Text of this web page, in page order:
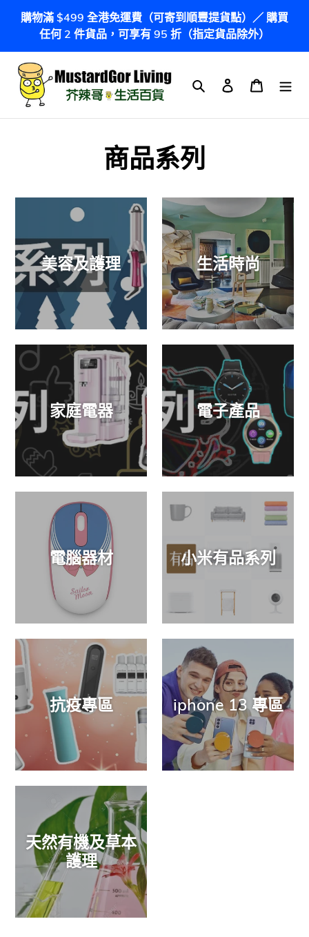
容
購物滿 $499 全港免運費（可寄到順豐提貨點）／ 購買
任何 2 件貨品，可享有 95 折（指定貨品除外）
搜尋 登入 購物車
商品系列
美容及護理 生活時尚
家庭電器 電子產品
電腦器材 小米有品系列
抗疫專區 iphone 13 專區
天然有機及草本
護理